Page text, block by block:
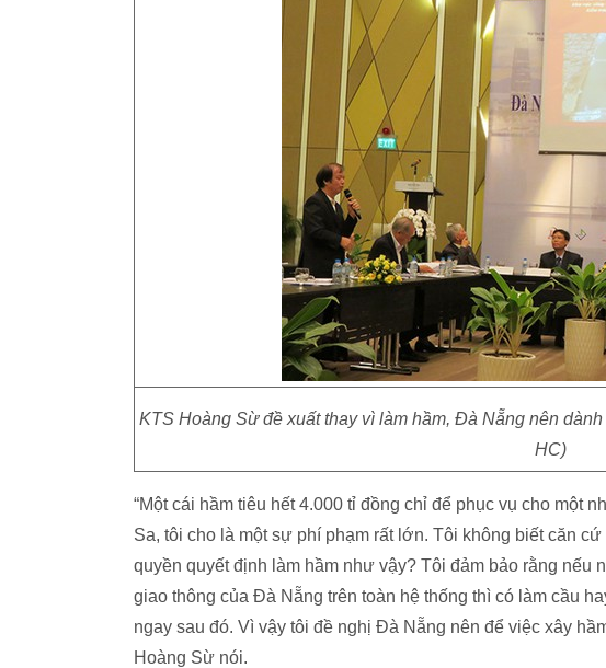
KTS Hoàng Sừ đề xuất thay vì làm hầm, Đà Nẵng nên
HC)
“Một cái hầm tiêu hết 4.000 tỉ đồng chỉ để phục vụ cho một
Sa, tôi cho là một sự phí phạm rất lớn. Tôi không biết căn
quyền quyết định làm hầm như vậy? Tôi đảm bảo rằng nếu
giao thông của Đà Nẵng trên toàn hệ thống thì có làm cầu
ngay sau đó. Vì vậy tôi đề nghị Đà Nẵng nên để việc xây
Hoàng Sừ nói.